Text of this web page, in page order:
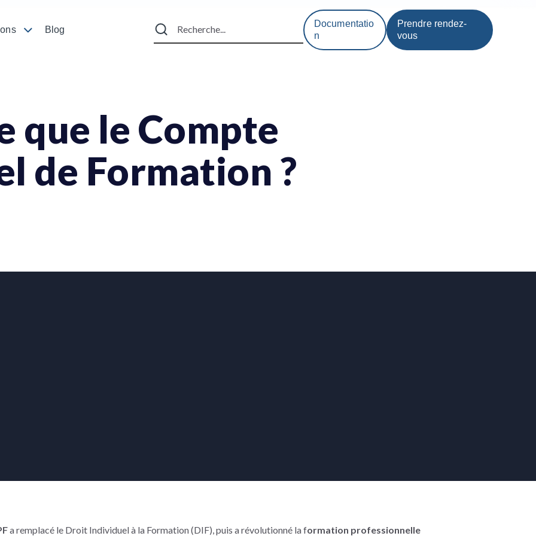
Blog
Documentatio
n
Prendre rendez-
vous
que le Compte
de Formation ?
a remplacé le Droit Individuel à la Formation (DIF), puis a révolutionné la formation professionnelle